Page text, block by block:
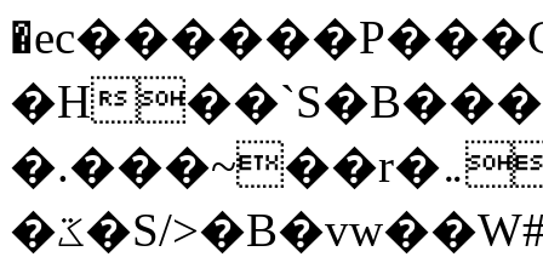
�H
�.���~��r�޼�}�܅�mؕWu���K}
�ػ�S/>�B�vw��W#�I��*]\W��)Ħ�1��fC}